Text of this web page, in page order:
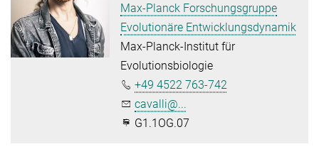
Max-Planck Forschungsgruppe
Evolutionäre Entwicklungsdynamik
Max-Planck-Institut für
Evolutionsbiologie
+49 4522 763-742
cavalli@...
G1.1OG.07